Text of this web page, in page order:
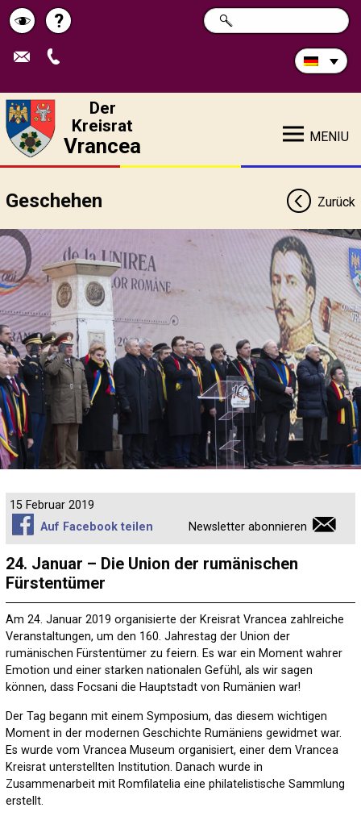
Schimbă
contrastul
Pagina
de
?
Durchsuchen
Sie
SUCHE
Der
Kreisrat
Vrancea MENIU
Geschehen Zurück
15 Februar 2019
Auf Facebook teilen
Newsletter abonnieren
24. Januar – Die Union der rumänischen
Fürstentümer
Am 24. Januar 2019 organisierte der Kreisrat Vrancea zahlreiche
Veranstaltungen, um den 160. Jahrestag der Union der
rumänischen Fürstentümer zu feiern. Es war ein Moment wahrer
Emotion und einer starken nationalen Gefühl, als wir sagen
können, dass Focsani die Hauptstadt von Rumänien war!
Der Tag begann mit einem Symposium, das diesem wichtigen
Moment in der modernen Geschichte Rumäniens gewidmet war.
Es wurde vom Vrancea Museum organisiert, einer dem Vrancea
Kreisrat unterstellten Institution. Danach wurde in
Zusammenarbeit mit Romfilatelia eine philatelistische Sammlung
erstellt.